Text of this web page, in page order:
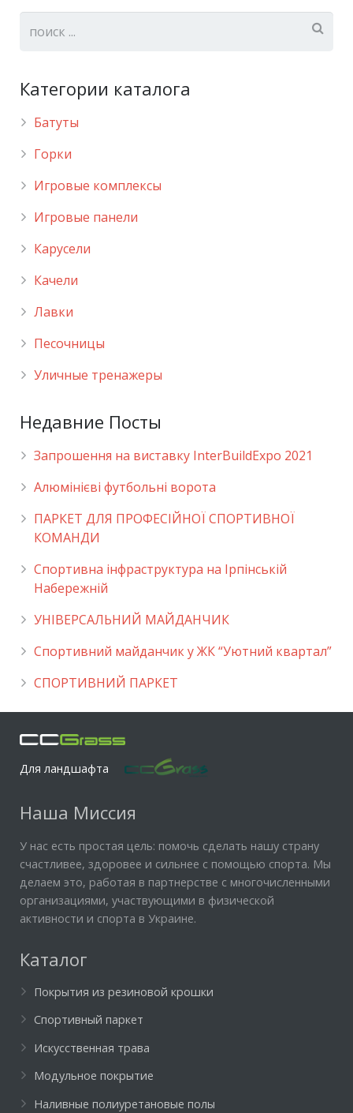
Категории каталога
Батуты
Горки
Игровые комплексы
Игровые панели
Карусели
Качели
Лавки
Песочницы
Уличные тренажеры
Недавние Посты
Запрошення на виставку InterBuildExpo 2021
Алюмінієві футбольні ворота
ПАРКЕТ ДЛЯ ПРОФЕСІЙНОЇ СПОРТИВНОЇ
КОМАНДИ
Спортивна інфраструктура на Ірпінській
Набережній
УНІВЕРСАЛЬНИЙ МАЙДАНЧИК
Cпортивний майданчик у ЖК “Уютний квартал”
СПОРТИВНИЙ ПАРКЕТ
Для ландшафта
Наша Миссия
У нас есть простая цель: помочь сделать нашу страну
счастливее, здоровее и сильнее с помощью спорта. Мы
делаем это, работая в партнерстве с многочисленными
организациями, участвующими в физической
активности и спорта в Украине.
Каталог
Покрытия из резиновой крошки
Спортивный паркет
Искусственная трава
Модульное покрытие
Наливные полиуретановые полы